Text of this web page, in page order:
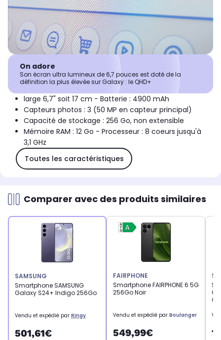
On adore
Son écran ultra lumineux de 6,7 pouces est doté de la
définition la plus élevée sur Galaxy : le QHD+
large 6,7" soit 17 cm - Batterie : 4900 mAh
Capteurs photos : 3 (50 MP en capteur principal)
Capacité de stockage : 256 Go, non extensible
Mémoire RAM : 12 Go - Processeur : 8 coeurs jusqu'à
3,1 GHz
Toutes les caractéristiques
Comparer avec des produits similaires
SAMSUNG
Smartphone SAMSUNG
Galaxy S24+ Indigo 256Go
Vendu et expédié par Ringy
501,61€
FAIRPHONE
Smartphone FAIRPHONE 6 5G
256Go Noir
Vendu et expédié par Boulanger
549,99€